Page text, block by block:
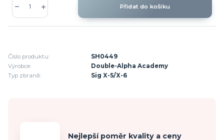
Přidat do košíku
Číslo produktu:
SH0449
Výrobce:
Double-Alpha Academy
Typ zbraně:
Sig X-5/X-6
Nejlepší poměr kvality a ceny